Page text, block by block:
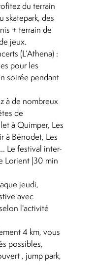
du terrain
skatepark, des
+ terrain de
jeux.
(L’Athena) :
pour les
soirée pendant
à de nombreux
de
à Quimper, Les
à Bénodet, Les
Le festival inter-
Lorient (30 min
jeudi,
avec
l'activité
4 km, vous
possibles,
, jump park,